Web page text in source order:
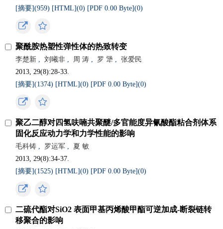
[摘要](959) [HTML](0) [PDF 0.00 Byte](0)
聚酰胺热塑性弹性体的热致转变
李楚新 , 刘曦非 , 周 涛 , 罗 犟 ,
张爱民
2013, 29(8):28-33.
[摘要](1374) [HTML](0) [PDF 0.00 Byte](0)
聚乙二醇对四氢呋喃共聚醚/多官能度异氰酸酯粘合剂体系
固化反应动力学和力学性能的影响
毛科铸 , 罗运军 ,
夏 敏
2013, 29(8):34-37.
[摘要](1525) [HTML](0) [PDF 0.00 Byte](0)
二硫代酯对SiO2 表面甲基丙烯酸甲酯可逆加成-断裂链转
移聚合的影响